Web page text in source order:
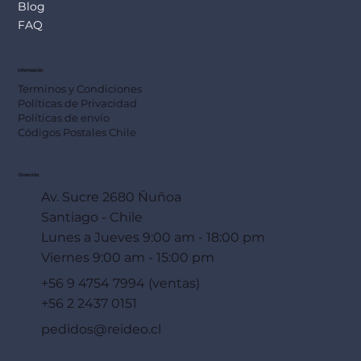
Blog
FAQ
Información
Terminos y Condiciones
Políticas de Privacidad
Políticas de envío
Códigos Postales Chile
Dirección
Av. Sucre 2680 Ñuñoa
Santiago - Chile
Lunes a Jueves 9:00 am - 18:00 pm
Viernes 9:00 am - 15:00 pm
+56 9 4754 7994 (ventas)
+56 2 2437 0151
pedidos@reideo.cl